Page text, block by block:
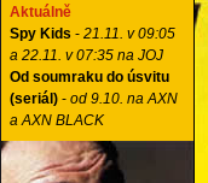
Aktuálně
Spy Kids - 21.11. v 09:05
a 22.11. v 07:35 na JOJ
Od soumraku do úsvitu
(seriál) - od 9.10. na AXN
a AXN BLACK